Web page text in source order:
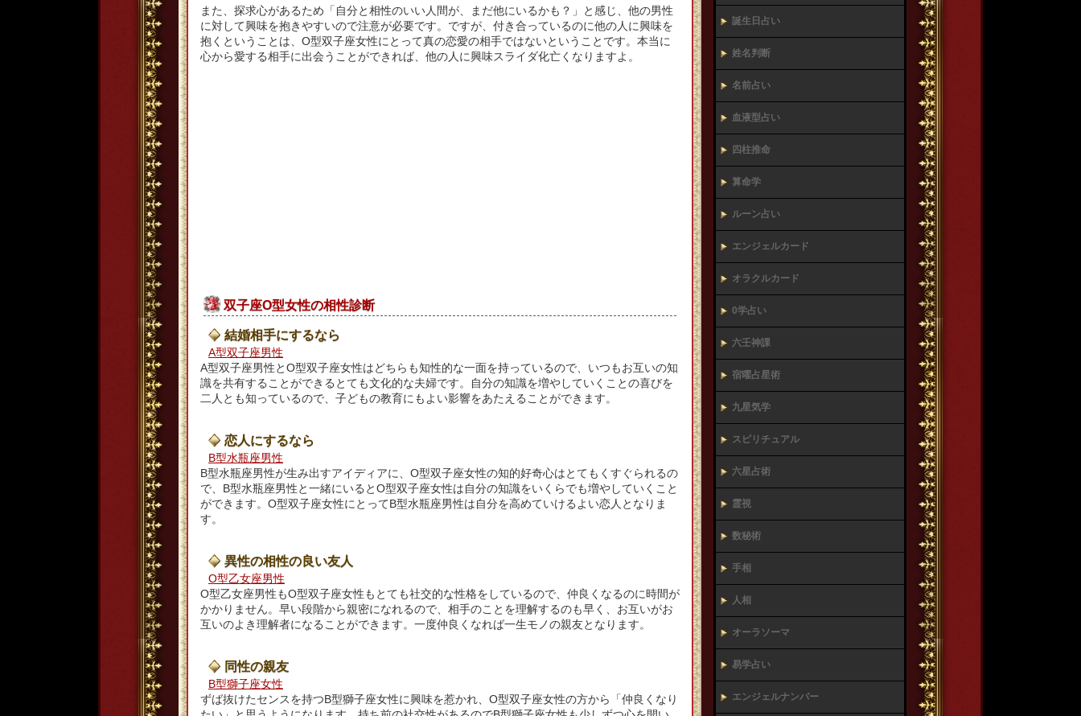
また、探求心があるため「自分と相性のいい人間が、まだ他にいるかも？」と感じ、他の男性
に対して興味を抱きやすいので注意が必要です。ですが、付き合っているのに他の人に興味を
抱くということは、O型双子座女性にとって真の恋愛の相手ではないということです。本当に
心から愛する相手に出会うことができれば、他の人に興味スライダ化亡くなりますよ。
双子座O型女性の相性診断
結婚相手にするなら
A型双子座男性
A型双子座男性とO型双子座女性はどちらも知性的な一面を持っているので、いつもお互いの知
識を共有することができるとても文化的な夫婦です。自分の知識を増やしていくことの喜びを
二人とも知っているので、子どもの教育にもよい影響をあたえることができます。
恋人にするなら
B型水瓶座男性
B型水瓶座男性が生み出すアイディアに、O型双子座女性の知的好奇心はとてもくすぐられるの
で、B型水瓶座男性と一緒にいるとO型双子座女性は自分の知識をいくらでも増やしていくこと
ができます。O型双子座女性にとってB型水瓶座男性は自分を高めていけるよい恋人となりま
す。
異性の相性の良い友人
O型乙女座男性
O型乙女座男性もO型双子座女性もとても社交的な性格をしているので、仲良くなるのに時間が
かかりません。早い段階から親密になれるので、相手のことを理解するのも早く、お互いがお
互いのよき理解者になることができます。一度仲良くなれば一生モノの親友となります。
同性の親友
B型獅子座女性
ずば抜けたセンスを持つB型獅子座女性に興味を惹かれ、O型双子座女性の方から「仲良くなり
誕生日占い
姓名判断
名前占い
血液型占い
四柱推命
算命学
ルーン占い
エンジェルカード
オラクルカード
0学占い
六壬神課
宿曜占星術
九星気学
スピリチュアル
六星占術
霊視
数秘術
手相
人相
オーラソーマ
易学占い
エンジェルナンバー